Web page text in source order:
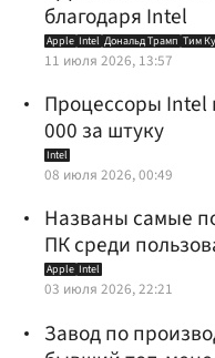
благодаря Intel
Apple Intel Дональд Трамп Тим
11 июля 2026, 13:57
Процессоры Intel
000 за штуку
Intel
08 июля 2026, 00:49
Названы самые
ПК среди
Apple Intel
03 июля 2026, 22:21
Завод по